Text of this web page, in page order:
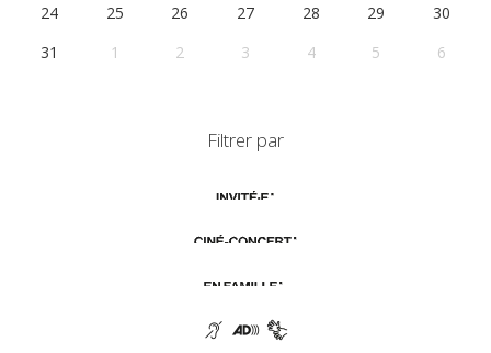
24
25 26 27 28 29
30
31
1 2 3 4 5 6
Filtrer par